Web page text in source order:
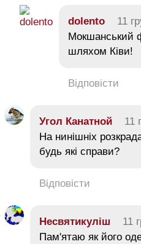
dolento 11
Мокшанський
шляхом Ківи!
Відповісти
Угол Канатной 11
На нинішніх
будь які справи?
Відповісти
Несвятикуліш 11
Пам'ятаю як його